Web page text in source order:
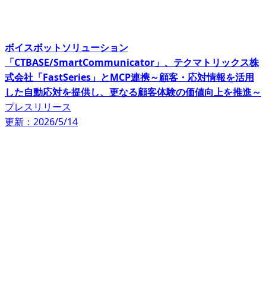
ボイスボットソリューション
「CTBASE/SmartCommunicator」、テクマトリックス株
式会社「FastSeries」とMCP連携～顧客・応対情報を活用
した自動応対を提供し、更なる顧客体験の価値向上を推進～
プレスリリース
更新：2026/5/14